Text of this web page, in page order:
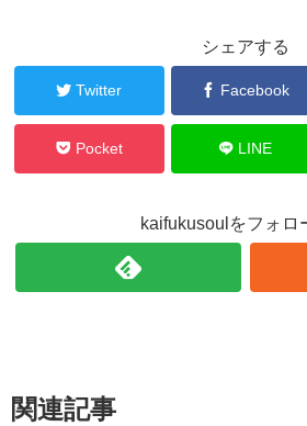
シェアする
Twitter Facebook
Pocket LINE
kaifukusoulをフォロ
関連記事